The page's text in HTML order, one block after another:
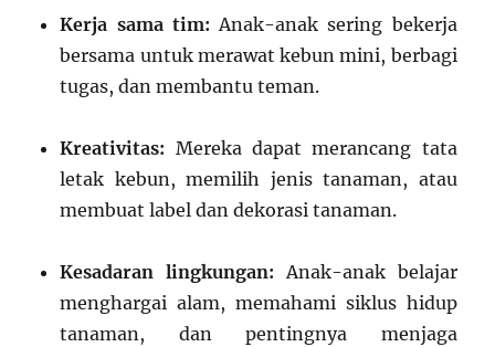
Kerja sama tim: Anak-anak sering bekerja
bersama untuk merawat kebun mini, berbagi
tugas, dan membantu teman.
Kreativitas: Mereka dapat merancang tata
letak kebun, memilih jenis tanaman, atau
membuat label dan dekorasi tanaman.
Kesadaran lingkungan: Anak-anak belajar
menghargai alam, memahami siklus hidup
tanaman, dan pentingnya menjaga